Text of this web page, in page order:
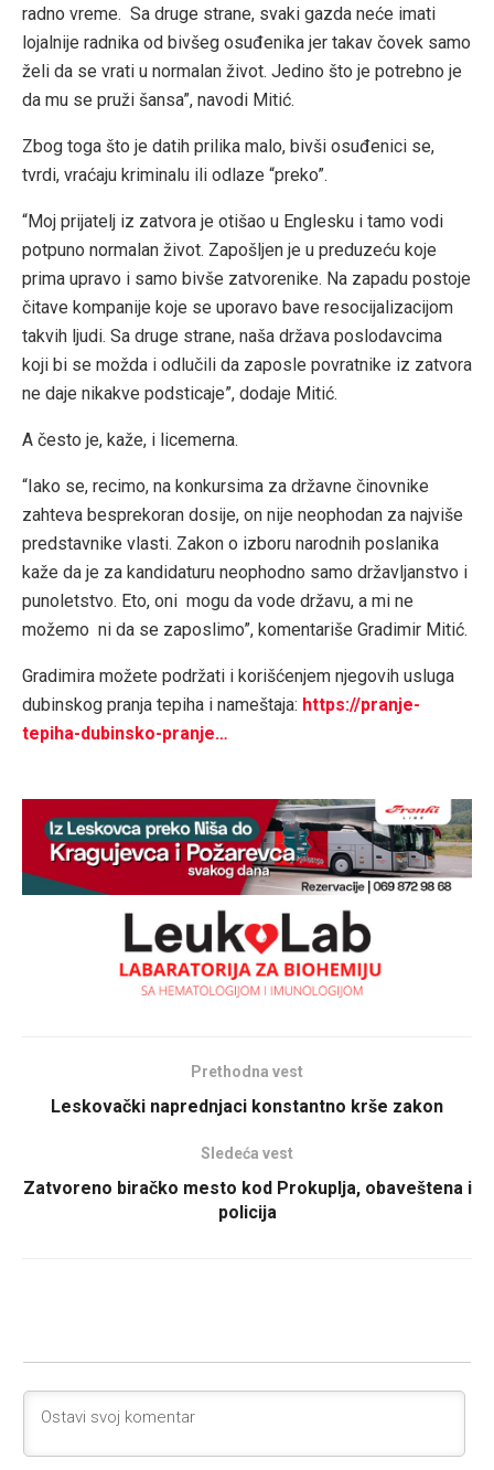
radno vreme. Sa druge strane, svaki gazda neće imati
lojalnije radnika od bivšeg osuđenika jer takav čovek samo
želi da se vrati u normalan život. Jedino što je potrebno je
da mu se pruži šansa”, navodi Mitić.
Zbog toga što je datih prilika malo, bivši osuđenici se,
tvrdi, vraćaju kriminalu ili odlaze “preko”.
“Moj prijatelj iz zatvora je otišao u Englesku i tamo vodi
potpuno normalan život. Zapošljen je u preduzeću koje
prima upravo i samo bivše zatvorenike. Na zapadu postoje
čitave kompanije koje se uporavo bave resocijalizacijom
takvih ljudi. Sa druge strane, naša država poslodavcima
koji bi se možda i odlučili da zaposle povratnike iz zatvora
ne daje nikakve podsticaje”, dodaje Mitić.
A često je, kaže, i licemerna.
“Iako se, recimo, na konkursima za državne činovnike
zahteva besprekoran dosije, on nije neophodan za najviše
predstavnike vlasti. Zakon o izboru narodnih poslanika
kaže da je za kandidaturu neophodno samo državljanstvo i
punoletstvo. Eto, oni mogu da vode državu, a mi ne
možemo ni da se zaposlimo”, komentariše Gradimir Mitić.
Gradimira možete podržati i korišćenjem njegovih usluga
dubinskog pranja tepiha i nameštaja: https://pranje-
tepiha-dubinsko-pranje…
Prethodna vest
Leskovački naprednjaci konstantno krše zakon
Sledeća vest
Zatvoreno biračko mesto kod Prokuplja, obaveštena i
policija